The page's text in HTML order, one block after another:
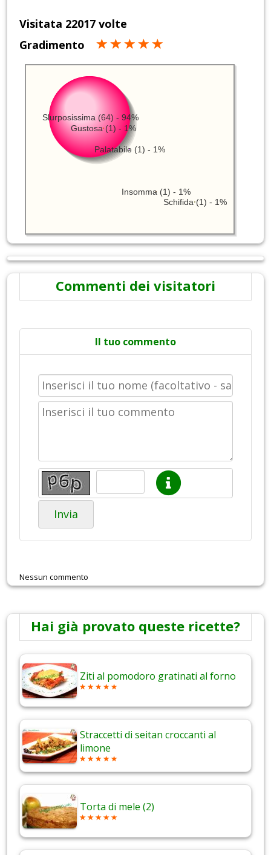
Visitata 22017 volte
Gradimento
Slurposissima (64) - 94%
Schifida (1) - 1%
Insomma (1) - 1%
Palatabile (1) - 1%
Gustosa (1) - 1%
Commenti dei visitatori
Il tuo commento
Invia
Nessun commento
Hai già provato queste ricette?
Ziti al pomodoro gratinati al forno
Straccetti di seitan croccanti al
limone
Torta di mele (2)